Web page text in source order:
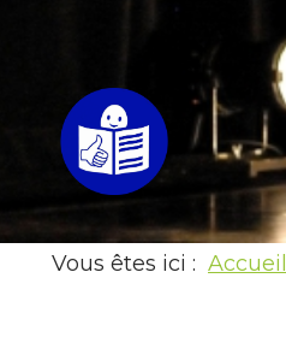
Vous êtes ici : Accueil